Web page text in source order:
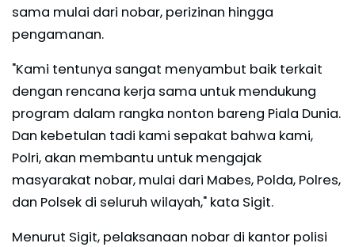
sama mulai dari nobar, perizinan hingga
pengamanan.
"Kami tentunya sangat menyambut baik terkait
dengan rencana kerja sama untuk mendukung
program dalam rangka nonton bareng Piala Dunia.
Dan kebetulan tadi kami sepakat bahwa kami,
Polri, akan membantu untuk mengajak
masyarakat nobar, mulai dari Mabes, Polda, Polres,
dan Polsek di seluruh wilayah," kata Sigit.
Menurut Sigit, pelaksanaan nobar di kantor polisi